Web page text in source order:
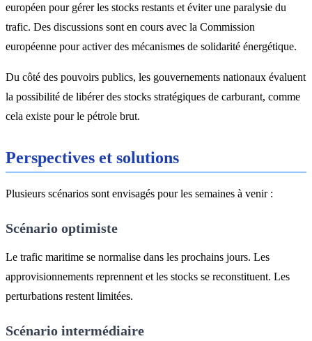
européen pour gérer les stocks restants et éviter une paralysie du
trafic. Des discussions sont en cours avec la Commission
européenne pour activer des mécanismes de solidarité énergétique.
Du côté des pouvoirs publics, les gouvernements nationaux évaluent
la possibilité de libérer des stocks stratégiques de carburant, comme
cela existe pour le pétrole brut.
Perspectives et solutions
Plusieurs scénarios sont envisagés pour les semaines à venir :
Scénario optimiste
Le trafic maritime se normalise dans les prochains jours. Les
approvisionnements reprennent et les stocks se reconstituent. Les
perturbations restent limitées.
Scénario intermédiaire